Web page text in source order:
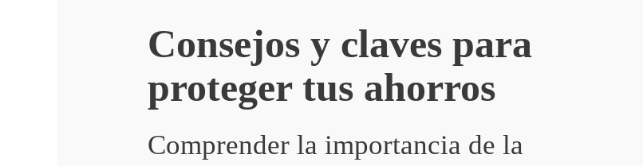
Consejos y claves para
proteger tus ahorros
Comprender la importancia de la